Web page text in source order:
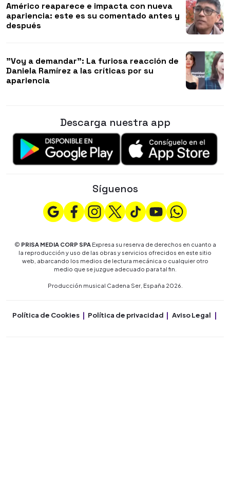
Américo reaparece e impacta con nueva
apariencia: este es su comentado antes y
después
"Voy a demandar": La furiosa reacción de
Daniela Ramírez a las críticas por su
apariencia
Descarga nuestra app
Síguenos
© PRISA MEDIA CORP SPAExpresa su reserva de derechos en cuanto a
la reproducción y uso de las obras y servicios ofrecidos en este sitio
web, abarcando los medios de lectura mecánica o cualquier otro
medio que se juzgue adecuado para tal fin.
Producción musical Cadena Ser, España 2026.
Política de Cookies Política de privacidad Aviso Legal